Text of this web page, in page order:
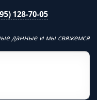
128-70-05
данные и мы свяжемся